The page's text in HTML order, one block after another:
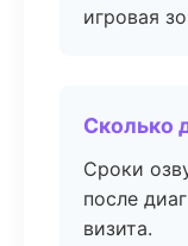
игровая
Сколько
Сроки
после
визита.